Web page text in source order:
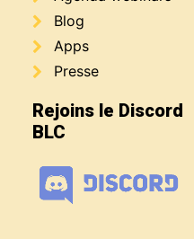
Blog
Apps
Presse
Rejoins le Discord
BLC